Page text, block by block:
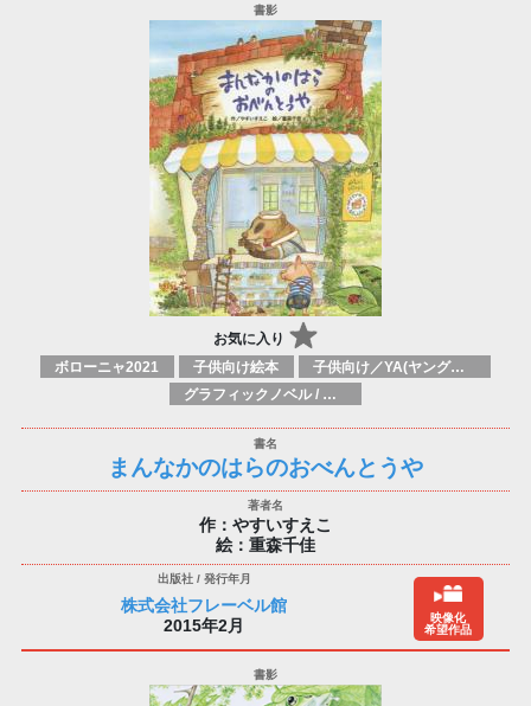
お気に入り
ボローニャ2021 子供向け絵本
子供向け／YA(ヤングアダルト)向け一般：芸術&芸術家
グラフィックノベル / コミックブック / 漫画：スタイル / 伝統
まんなかのはらのおべんとうや
作：やすいすえこ
絵：重森千佳
株式会社フレーベル館
2015年2月
映像化
希望作品